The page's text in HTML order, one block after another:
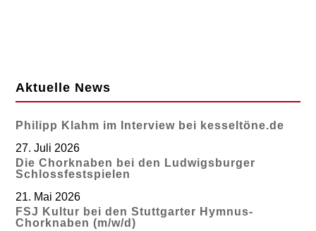
Aktuelle News
Philipp Klahm im Interview bei kesseltöne.de
27. Juli 2026
Die Chorknaben bei den Ludwigsburger
Schlossfestspielen
21. Mai 2026
FSJ Kultur bei den Stuttgarter Hymnus-
Chorknaben (m/w/d)